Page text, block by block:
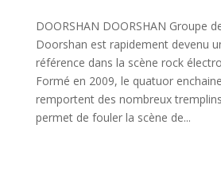
DOORSHAN DOORSHAN Groupe
Doorshan est rapidement devenu
référence dans la scène rock
Formé en 2009, le quatuor
remportent des nombreux
permet de fouler la scène de...